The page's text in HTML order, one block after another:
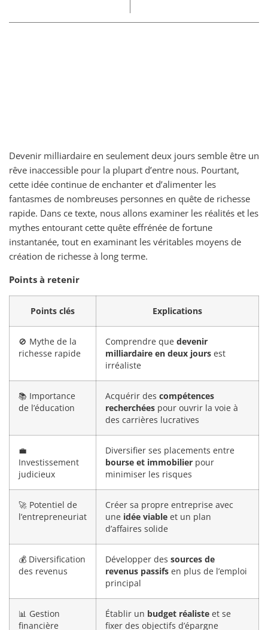
Devenir milliardaire en seulement deux jours semble être un
rêve inaccessible pour la plupart d’entre nous. Pourtant,
cette idée continue de enchanter et d’alimenter les
fantasmes de nombreuses personnes en quête de richesse
rapide. Dans ce texte, nous allons examiner les réalités et les
mythes entourant cette quête effrénée de fortune
instantanée, tout en examinant les véritables moyens de
création de richesse à long terme.
Points à retenir
Points clés Explications
🚫 Mythe de la
richesse rapide
Comprendre que devenir
milliardaire en deux jours est
irréaliste
📚 Importance
de l’éducation
Acquérir des compétences
recherchées pour ouvrir la voie à
des carrières lucratives
💼
Investissement
judicieux
Diversifier ses placements entre
bourse et immobilier pour
minimiser les risques
🚀 Potentiel de
l’entrepreneuriat
Créer sa propre entreprise avec
une idée viable et un plan
d’affaires solide
💰 Diversification
des revenus
Développer des sources de
revenus passifs en plus de l’emploi
principal
📊 Gestion
financière
Établir un budget réaliste et se
fixer des objectifs d’épargne